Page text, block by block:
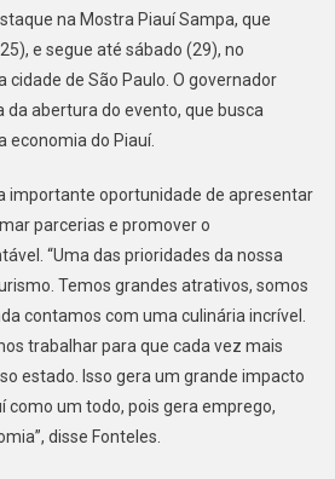
na Mostra Piauí Sampa, que
e segue até sábado (29), no
cidade de São Paulo. O governador
da abertura do evento, que busca
economia do Piauí.
importante oportunidade de apresentar
parcerias e promover o
“Uma das prioridades da nossa
Temos grandes atrativos, somos
contamos com uma culinária incrível.
trabalhar para que cada vez mais
estado. Isso gera um grande impacto
como um todo, pois gera emprego,
disse Fonteles.